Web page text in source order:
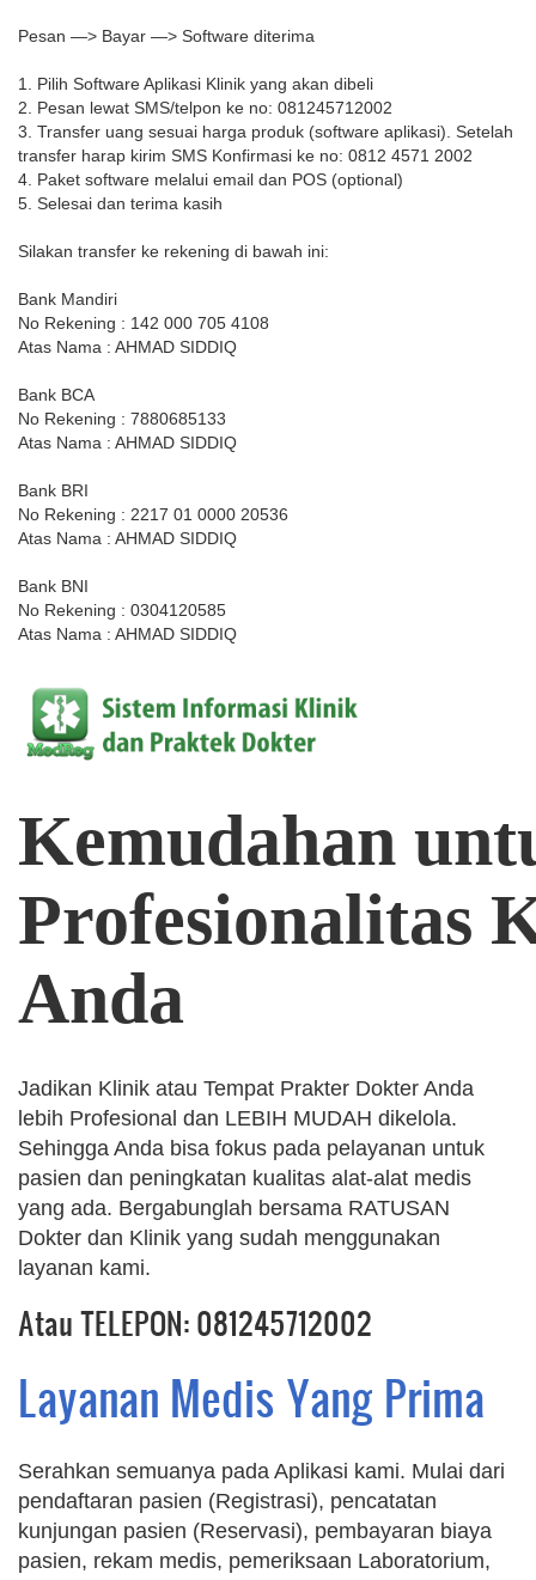
Pesan —> Bayar —> Software diterima
1. Pilih Software Aplikasi Klinik yang akan dibeli
2. Pesan lewat SMS/telpon ke no: 081245712002
3. Transfer uang sesuai harga produk (software aplikasi). Setelah
transfer harap kirim SMS Konfirmasi ke no: 0812 4571 2002
4. Paket software melalui email dan POS (optional)
5. Selesai dan terima kasih
Silakan transfer ke rekening di bawah ini:
Bank Mandiri
No Rekening : 142 000 705 4108
Atas Nama : AHMAD SIDDIQ
Bank BCA
No Rekening : 7880685133
Atas Nama : AHMAD SIDDIQ
Bank BRI
No Rekening : 2217 01 0000 20536
Atas Nama : AHMAD SIDDIQ
Bank BNI
No Rekening : 0304120585
Atas Nama : AHMAD SIDDIQ
Kemudahan
Profesionalitas
Anda
Jadikan Klinik atau Tempat Prakter Dokter Anda
lebih Profesional dan LEBIH MUDAH dikelola.
Sehingga Anda bisa fokus pada pelayanan untuk
pasien dan peningkatan kualitas alat-alat medis
yang ada. Bergabunglah bersama RATUSAN
Dokter dan Klinik yang sudah menggunakan
layanan kami.
Atau TELEPON: 081245712002
Layanan Medis Yang Prima
Serahkan semuanya pada Aplikasi kami. Mulai dari
pendaftaran pasien (Registrasi), pencatatan
kunjungan pasien (Reservasi), pembayaran biaya
pasien, rekam medis, pemeriksaan Laboratorium,